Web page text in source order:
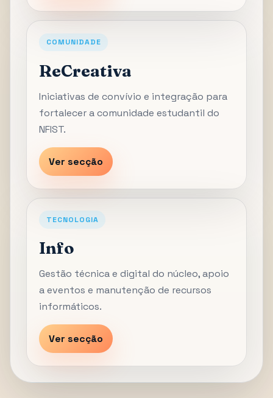
COMUNIDADE
ReCreativa
Iniciativas de convívio e integração para
fortalecer a comunidade estudantil do
NFIST.
Ver secção
TECNOLOGIA
Info
Gestão técnica e digital do núcleo, apoio
a eventos e manutenção de recursos
informáticos.
Ver secção